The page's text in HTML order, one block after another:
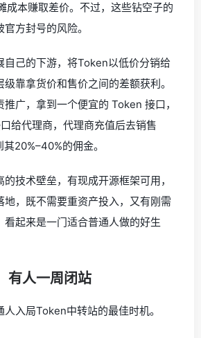
成本赚取差价。不过，这些钻空子的
方封号的风险。
自己的下游，将Token以低价分销给
靠拿货价和售价之间的差额获利。
广，拿到一个便宜的 Token 接口，
给代理商，代理商充值后去销售
20%–40%的佣金。
技术壁垒，有现成开源框架可用，
地，既不需要重资产投入，又有刚需
看起来是一门适合普通人做的好生
有人一周闭站
入局Token中转站的最佳时机。